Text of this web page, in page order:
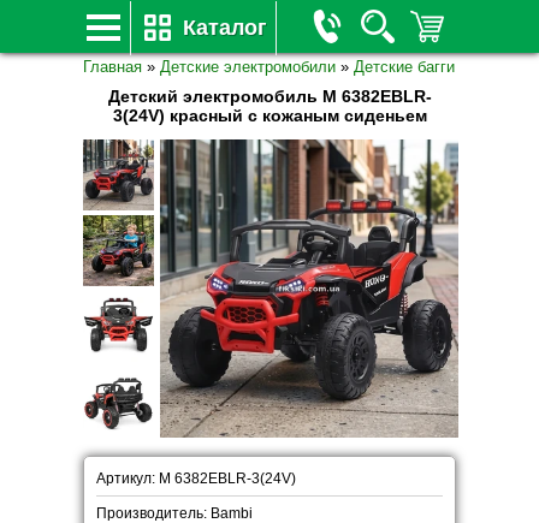
Каталог
Главная » Детские электромобили » Детские багги
Детский электромобиль M 6382EBLR-
3(24V) красный с кожаным сиденьем
Артикул: M 6382EBLR-3(24V)
Производитель: Bambi